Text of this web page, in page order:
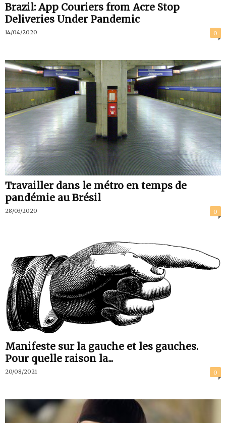
Brazil: App Couriers from Acre Stop
Deliveries Under Pandemic
14/04/2020 0
Travailler dans le métro en temps de
pandémie au Brésil
28/03/2020 0
Manifeste sur la gauche et les gauches.
Pour quelle raison la...
20/08/2021 0